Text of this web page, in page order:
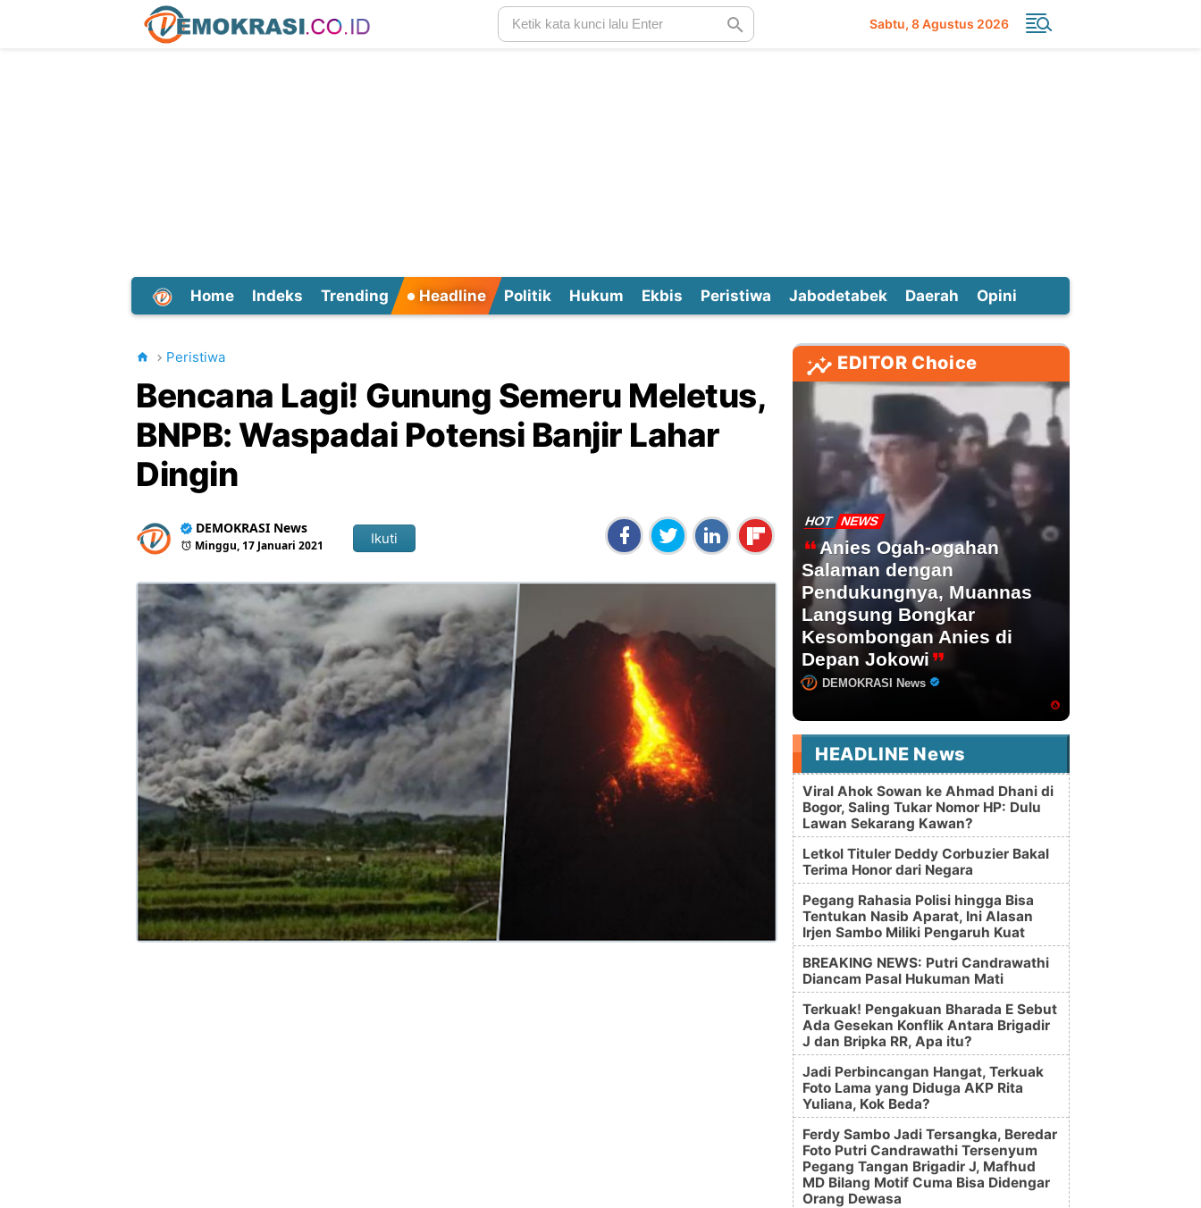
Sabtu 8 Agustus 2026
Home Indeks Trending Headline Politik Hukum Ekbis Peristiwa Jabodetabek Daerah Opini
Peristiwa
Bencana Lagi! Gunung Semeru Meletus,
BNPB: Waspadai Potensi Banjir Lahar
Dingin
DEMOKRASI News
Minggu, 17 Januari 2021 Ikuti
EDITOR Choice
HOT NEWS
Anies Ogah-ogahan
Salaman dengan
Pendukungnya, Muannas
Langsung Bongkar
Kesombongan Anies di
Depan Jokowi
DEMOKRASI News
HEADLINE News
Viral Ahok Sowan ke Ahmad Dhani di
Bogor, Saling Tukar Nomor HP: Dulu
Lawan Sekarang Kawan?
Letkol Tituler Deddy Corbuzier Bakal
Terima Honor dari Negara
Pegang Rahasia Polisi hingga Bisa
Tentukan Nasib Aparat, Ini Alasan
Irjen Sambo Miliki Pengaruh Kuat
BREAKING NEWS: Putri Candrawathi
Diancam Pasal Hukuman Mati
Terkuak! Pengakuan Bharada E Sebut
Ada Gesekan Konflik Antara Brigadir
J dan Bripka RR, Apa itu?
Jadi Perbincangan Hangat, Terkuak
Foto Lama yang Diduga AKP Rita
Yuliana, Kok Beda?
Ferdy Sambo Jadi Tersangka, Beredar
Foto Putri Candrawathi Tersenyum
Pegang Tangan Brigadir J, Mafhud
MD Bilang Motif Cuma Bisa Didengar
Orang Dewasa